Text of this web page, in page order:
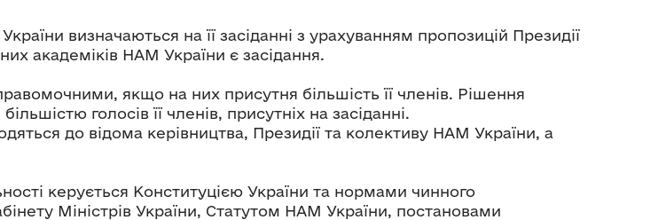
визначаються на її засіданні з урахуванням пропозицій Президії
академіків НАМ України є засідання.
якщо на них присутня більшість її членів. Рішення
голосів її членів, присутніх на засіданні.
до відома керівництва, Президії та колективу НАМ України, а
керується Конституцією України та нормами чинного
Міністрів України, Статутом НАМ України, постановами